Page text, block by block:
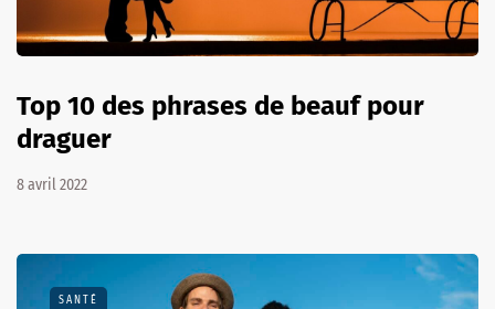
Top 10 des phrases de beauf pour
draguer
8 avril 2022
SANTÉ